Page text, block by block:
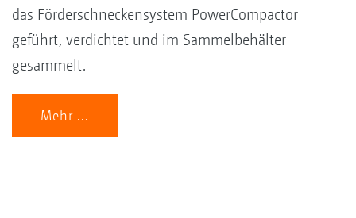
das Förderschneckensystem PowerCompactor
geführt, verdichtet und im Sammelbehälter
gesammelt.
Mehr ...